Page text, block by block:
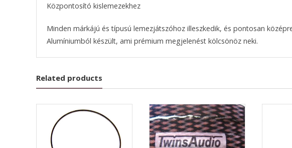
Központosító kislemezekhez
Minden márkájú és típusú lemezjátszóhoz illeszkedik, és pontosan
Alumíniumból készült, ami prémium megjelenést kölcsönöz neki.
Related products